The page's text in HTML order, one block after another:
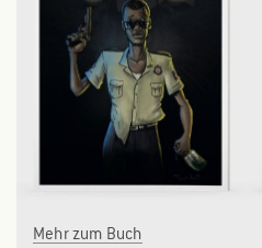
Mehr zum Buch